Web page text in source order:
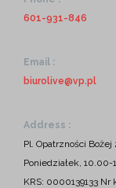
601-931-846
Email :
biurolive@vp.pl
Address :
Pl. Opatrzności Bożej
Poniedziałek, 10.00-
KRS: 0000139133 Nr